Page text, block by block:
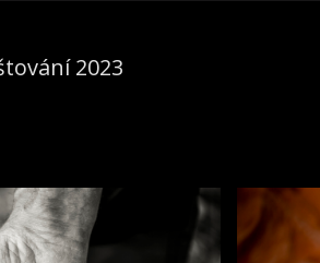
2023